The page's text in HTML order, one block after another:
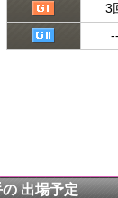
3
--
出場予定